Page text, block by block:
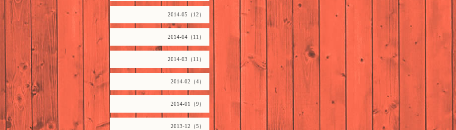
2014-05（12）
2014-04（11）
2014-03（11）
2014-02（4）
2014-01（9）
2013-12（5）